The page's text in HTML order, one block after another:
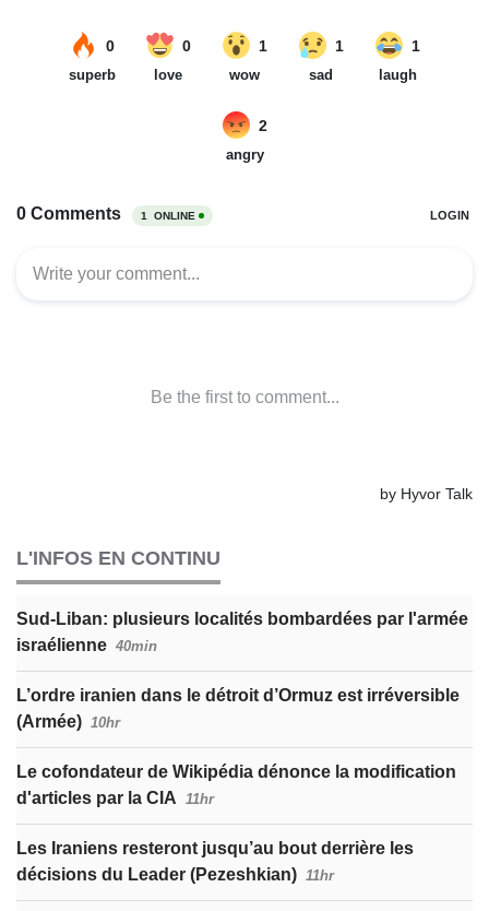
L'INFOS EN CONTINU
Sud-Liban: plusieurs localités bombardées par l'armée
israélienne 40min
L’ordre iranien dans le détroit d’Ormuz est irréversible
(Armée) 10hr
Le cofondateur de Wikipédia dénonce la modification
d'articles par la CIA 11hr
Les Iraniens resteront jusqu’au bout derrière les
décisions du Leader (Pezeshkian) 11hr